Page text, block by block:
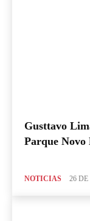
Gusttavo
Parque Novo
NOTICIAS 26